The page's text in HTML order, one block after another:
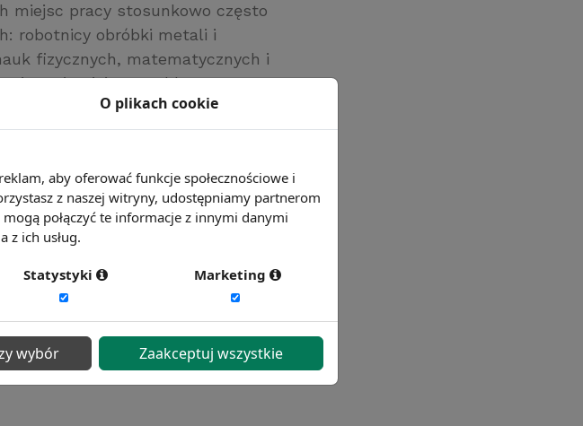
miejsc pracy stosunkowo często
robotnicy obróbki metali i
fizycznych, matematycznych i
Najmniejsze problemy z
pracowników z grup
pojazdów, sprzedawcy i pokrewni,
i pokrewni (z
O plikach cookie
aby oferować funkcje społecznościowe i
z naszej witryny, udostępniamy partnerom
połączyć te informacje z innymi danymi
z ich usług.
Statystyki Marketing
wybór Zaakceptuj wszystkie